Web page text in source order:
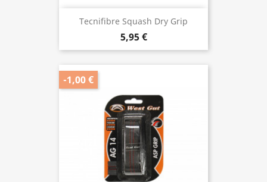
Tecnifibre Squash Dry Grip
5,95 €
-1,00 €